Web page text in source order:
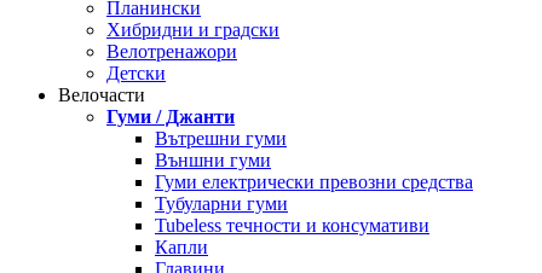
Планински
Хибридни и градски
Велотренажори
Детски
Велочасти
Гуми / Джанти
Вътрешни гуми
Външни гуми
Гуми електрически превозни средства
Тубуларни гуми
Tubeless течности и консумативи
Капли
Главини